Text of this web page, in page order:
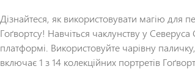
Дізнайтеся, як використовувати магію для
Гоґвортсу! Навчіться чаклунству у
платформі. Використовуйте чарівну
включає 1 з 14 колекційних портретів
*
Заголовок відгуку